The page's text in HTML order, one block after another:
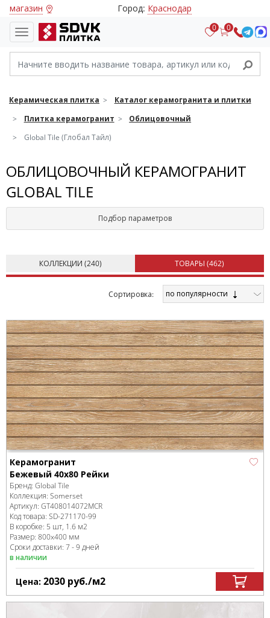
магазин Город: Краснодар
0 0
Керамическая плитка
Каталог керамогранита и плитки
Плитка керамогранит
Облицовочный
Global Tile (Глобал Тайл)
ОБЛИЦОВОЧНЫЙ КЕРАМОГРАНИТ
GLOBAL TILE
Подбор параметров
КОЛЛЕКЦИИ (240) ТОВАРЫ (462)
Cортировка: по популярности
Керамогранит
Бежевый 40x80 Рейки
Бренд: Global Tile
Коллекция: Somerset
Артикул: GT408014072MCR
Код товара: SD-271170-99
В коробке: 5 шт, 1.6 м2
Размер: 800x400 мм
Сроки доставки: 7 - 9 дней
в наличии
Цена: 2030 руб./м2